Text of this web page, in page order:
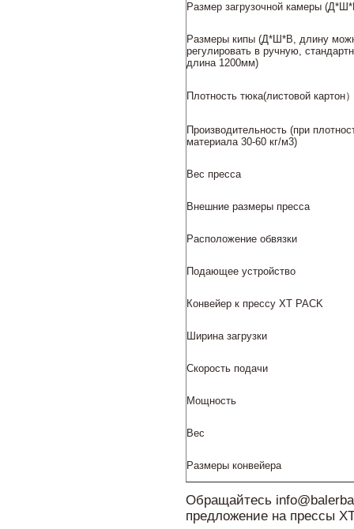
Размер загрузочной камеры
Размеры кипы (Д*Ш*В, длину
регулировать в ручную,
длина 1200мм)
Плотность тюка(листовой картон
Производительность (при
материала 30-60 кг/м3)
Вес пресса
Внешние размеры пресса
Расположение обвязки
Подающее устройство
Конвейер к прессу XT PACK
Ширина загрузки
Скорость подачи
Мощность
Вес
Размеры конвейера
Обращайтесь
предложение на прессы